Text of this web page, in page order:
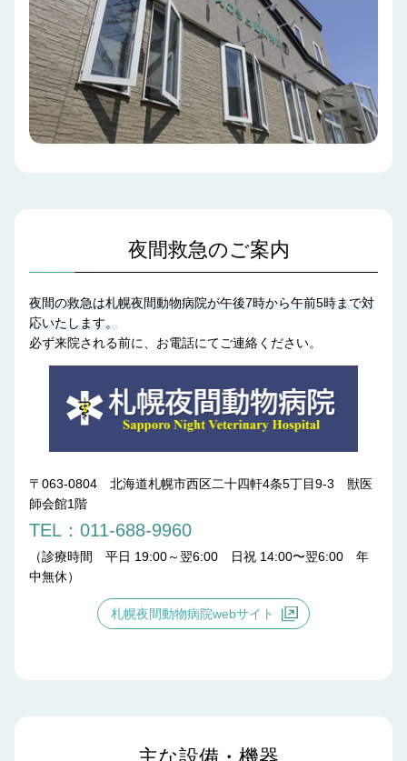
夜間救急のご案内
夜間の救急は札幌夜間動物病院が午後7時から午前5時まで対
応いたします。
必ず来院される前に、お電話にてご連絡ください。
〒063-0804 北海道札幌市西区二十四軒4条5丁目9-3 獣医
師会館1階
TEL：011-688-9960
（診療時間 平日 19:00～翌6:00 日祝 14:00〜翌6:00 年
中無休）
札幌夜間動物病院webサイト